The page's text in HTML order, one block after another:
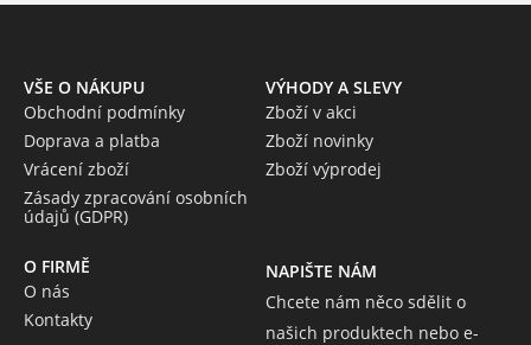
VŠE O NÁKUPU
Obchodní podmínky
Doprava a platba
Vrácení zboží
Zásady zpracování osobních
údajů (GDPR)
VÝHODY A SLEVY
Zboží v akci
Zboží novinky
Zboží výprodej
O FIRMĚ
O nás
Kontakty
NAPIŠTE NÁM
Chcete nám něco sdělit o
našich produktech nebo e-